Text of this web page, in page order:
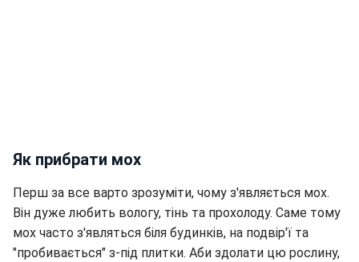
Як прибрати мох
Перш за все варто зрозуміти, чому з'являється мох.
Він дуже любить вологу, тінь та прохолоду. Саме тому
мох часто з'являться біля будинків, на подвір'ї та
"пробивається" з-під плитки. Аби здолати цю рослину,